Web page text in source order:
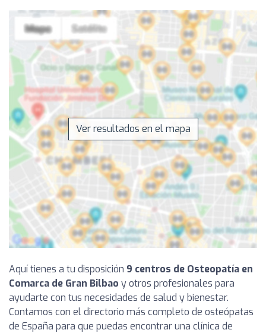
Ver resultados en el mapa
Aquí tienes a tu disposición 9 centros de Osteopatía en
Comarca de Gran Bilbao y otros profesionales para
ayudarte con tus necesidades de salud y bienestar.
Contamos con el directorio más completo de osteópatas
de España para que puedas encontrar una clínica de